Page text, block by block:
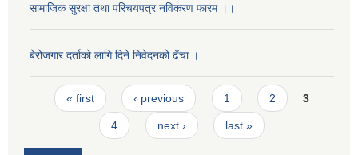
सामाजिक सुरक्षा तथा परिचयपत्र नविकरण फारम ।।
बेरोजगार दर्ताको लागि दिने निवेदनको ढँचा ।
Pages
« first ‹ previous 1 2 3
4 next › last »